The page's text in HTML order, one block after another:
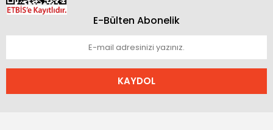
E-Bülten Abonelik
KAYDOL